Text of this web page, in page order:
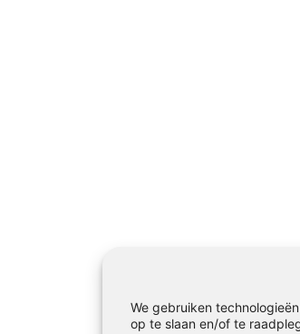
We gebruiken
op te slaan en/of te